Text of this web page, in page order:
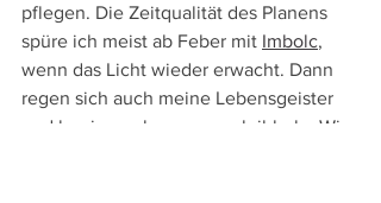
pflegen. Die Zeitqualität des Planens
spüre ich meist ab Feber mit Imbolc,
wenn das Licht wieder erwacht. Dann
regen sich auch meine Lebensgeister
und beginnen langsam zu kribbeln. Wie